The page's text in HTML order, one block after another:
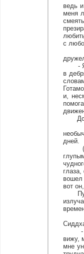
ведь
меня
с
-
- Я
в
и,
- Я
дней.
(А
вошел
вот
И в
-
вижу,
мне